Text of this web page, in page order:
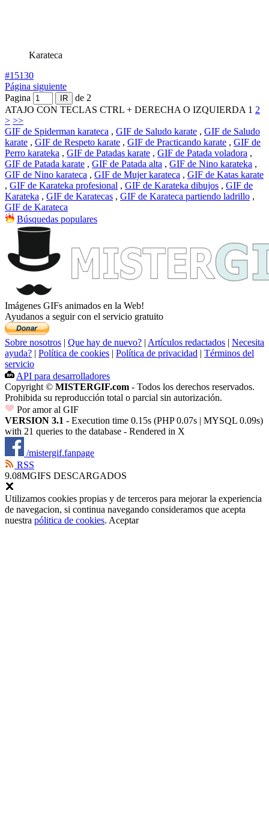
Karateca
#15130
Página siguiente
Pagina
de 2
ATAJO CON TECLAS CTRL + DERECHA O IZQUIERDA 1 2
> >>
GIF de Spiderman karateca , GIF de Saludo karate , GIF de Saludo
karate , GIF de Respeto karate , GIF de Practicando karate , GIF de
Perro karateka , GIF de Patadas karate , GIF de Patada voladora ,
GIF de Patada karate , GIF de Patada alta , GIF de Nino karateka ,
GIF de Nino karateca , GIF de Mujer karateca , GIF de Katas karate
, GIF de Karateka profesional , GIF de Karateka dibujos , GIF de
Karateka , GIF de Karatecas , GIF de Karateca partiendo ladrillo ,
GIF de Karateca
Búsquedas populares
Imágenes GIFs animados en la Web!
Ayudanos a seguir con el servicio gratuito
Sobre nosotros | Que hay de nuevo? | Artículos redactados | Necesita
ayuda? | Política de cookies | Política de privacidad | Términos del
servicio
API para desarrolladores
Copyright © MISTERGIF.com - Todos los derechos reservados.
Prohibida su reproducción total o parcial sin autorización.
Por amor al GIF
VERSION 3.1 - Execution time 0.15s (PHP 0.07s | MYSQL 0.09s)
with 21 queries to the database - Rendered in X
/mistergif.fanpage
RSS
9.08MGIFS DESCARGADOS
Utilizamos cookies propias y de terceros para mejorar la experiencia
de navegacion, si continua navegando consideramos que acepta
nuestra pólitica de cookies. Aceptar